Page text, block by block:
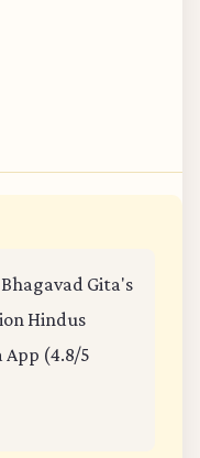
Gita's
Hindus
App (4.8/5